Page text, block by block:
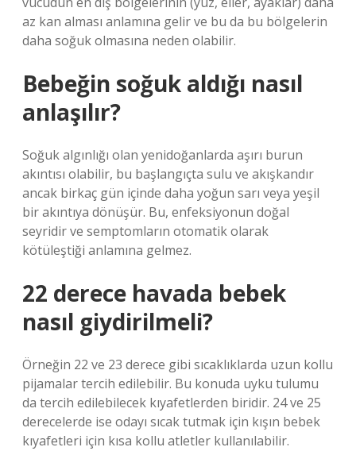
az kan alması anlamına gelir ve bu da bu bölgelerin
daha soğuk olmasına neden olabilir.
Bebeğin soğuk aldığı nasıl
anlaşılır?
Soğuk algınlığı olan yenidoğanlarda aşırı burun
akıntısı olabilir, bu başlangıçta sulu ve akışkandır
ancak birkaç gün içinde daha yoğun sarı veya yeşil
bir akıntıya dönüşür. Bu, enfeksiyonun doğal
seyridir ve semptomların otomatik olarak
kötüleştiği anlamına gelmez.
22 derece havada bebek
nasıl giydirilmeli?
Örneğin 22 ve 23 derece gibi sıcaklıklarda uzun kollu
pijamalar tercih edilebilir. Bu konuda uyku tulumu
da tercih edilebilecek kıyafetlerden biridir. 24 ve 25
derecelerde ise odayı sıcak tutmak için kışın bebek
kıyafetleri için kısa kollu atletler kullanılabilir.